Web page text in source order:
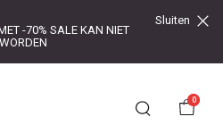
-70% SALE KAN NIET
Sluiten
0